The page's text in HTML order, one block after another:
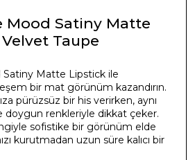
Mood Satiny Matte
Taupe
Satiny Matte Lipstick ile
bir mat görünüm kazandırın.
pürüzsüz bir his verirken, aynı
doygun renkleriyle dikkat çeker.
sofistike bir görünüm elde
kurutmadan uzun süre kalıcı bir